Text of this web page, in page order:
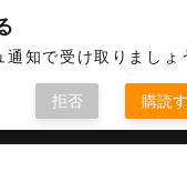
知で受け取りましょ
拒否 購読